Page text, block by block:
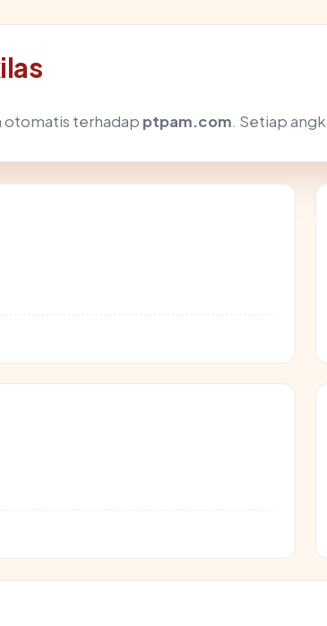
otomatis terhadap ptpam.com. Setiap